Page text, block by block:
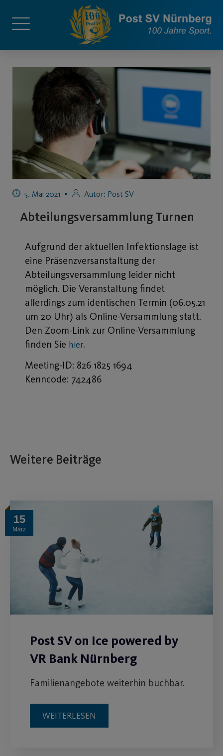
5. Mai 2021 Autor: Post SV
Abteilungsversammlung Turnen
Aufgrund der aktuellen Infektionslage ist
eine Präsenzversanstaltung der
Abteilungsversammlung leider nicht
möglich. Die Veranstaltung findet
allerdings zum identischen Termin (06.05.21
um 20 Uhr) als Online-Versammlung statt.
Den Zoom-Link zur Online-Versammlung
finden Sie hier.
Meeting-ID: 826 1825 1694
Kenncode: 742486
Weitere Beiträge
15
März
Post SV on Ice powered by
VR Bank Nürnberg
Familienangebote weiterhin buchbar.
WEITERLESEN